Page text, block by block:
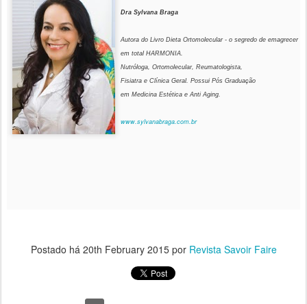
Dra Sylvana Braga
Autora do Livro Dieta Ortomolecular - o segredo de emagrecer
em total HARMONIA.
Nutróloga, Ortomolecular, Reumatologista,
Fisiatra e Clínica Geral. Possui Pós Graduação
em Medicina Estética e Anti Aging.
www.sylvanabraga.com.br
Postado há 20th February 2015por Revista Savoir Faire